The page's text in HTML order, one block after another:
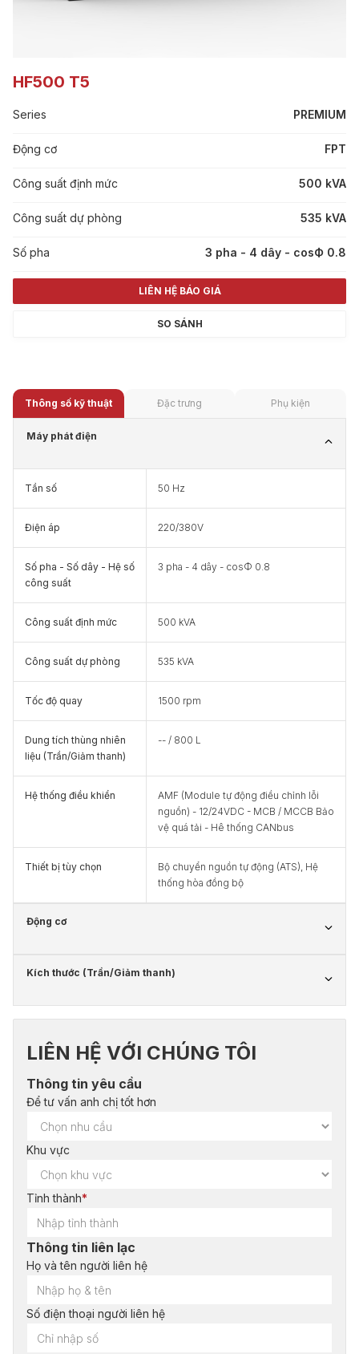
HF500 T5
Series PREMIUM
Động cơ FPT
Công suất định mức 500 kVA
Công suất dự phòng 535 kVA
Số pha 3 pha - 4 dây - cosФ 0.8
LIÊN HỆ BÁO GIÁ
SO SÁNH
Thông số kỹ thuật Đặc trưng Phụ kiện
Máy phát điện
Tần số 50 Hz
Điện áp 220/380V
Số pha - Số dây - Hệ số
công suất
3 pha - 4 dây - cosФ 0.8
Công suất định mức 500 kVA
Công suất dự phòng 535 kVA
Tốc độ quay 1500 rpm
Dung tích thùng nhiên
liệu (Trần/Giảm thanh)
-- / 800 L
Hệ thống điều khiển
AMF (Module tự động điều chỉnh lỗi
nguồn) - 12/24VDC - MCB / MCCB Bảo
vệ quá tải - Hê thống CANbus
Thiết bị tùy chọn
Bộ chuyển nguồn tự động (ATS), Hệ
thống hòa đồng bộ
Động cơ
Kích thước (Trần/Giảm thanh)
LIÊN HỆ VỚI CHÚNG TÔI
Thông tin yêu cầu
Để tư vấn anh chị tốt hơn
Khu vực
Tỉnh thành*
Thông tin liên lạc
Họ và tên người liên hệ
Số điện thoại người liên hệ